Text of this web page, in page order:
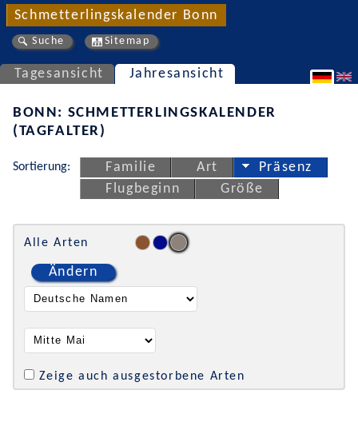
Schmetterlingskalender Bonn
Suche Sitemap
Tagesansicht Jahresansicht
BONN: SCHMETTERLINGSKALENDER
(TAGFALTER)
Sortierung: Familie Art
Präsenz
Flugbeginn
Größe
Alle Arten
Ändern
Zeige auch ausgestorbene Arten